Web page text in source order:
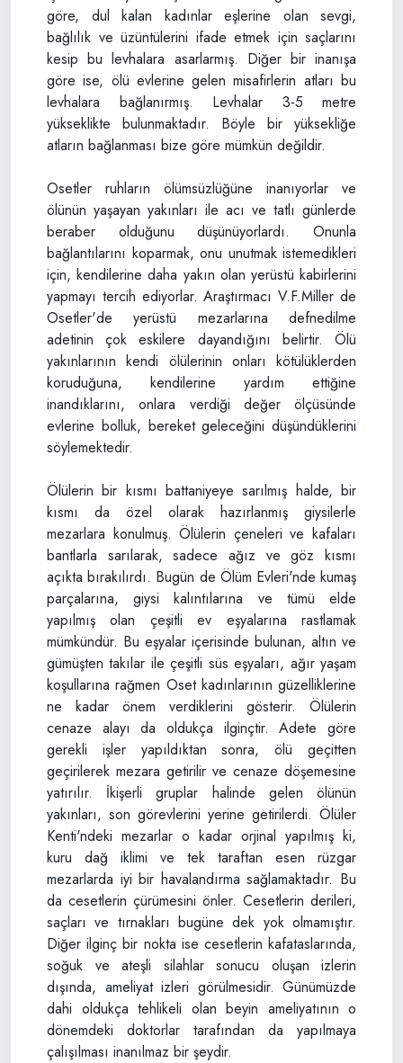
göre, dul kalan kadınlar eşlerine olan sevgi,
bağlılık ve üzüntülerini ifade etmek için saçlarını
kesip bu levhalara asarlarmış. Diğer bir inanışa
göre ise, ölü evlerine gelen misafirlerin atları bu
levhalara bağlanırmış. Levhalar 3-5 metre
yükseklikte bulunmaktadır. Böyle bir yüksekliğe
atların bağlanması bize göre mümkün değildir.
Osetler ruhların ölümsüzlüğüne inanıyorlar ve
ölünün yaşayan yakınları ile acı ve tatlı günlerde
beraber olduğunu düşünüyorlardı. Onunla
bağlantılarını koparmak, onu unutmak istemedikleri
için, kendilerine daha yakın olan yerüstü kabirlerini
yapmayı tercih ediyorlar. Araştırmacı V.F.Miller de
Osetler'de yerüstü mezarlarına defnedilme
adetinin çok eskilere dayandığını belirtir. Ölü
yakınlarının kendi ölülerinin onları kötülüklerden
koruduğuna, kendilerine yardım ettiğine
inandıklarını, onlara verdiği değer ölçüsünde
evlerine bolluk, bereket geleceğini düşündüklerini
söylemektedir.
Ölülerin bir kısmı battaniyeye sarılmış halde, bir
kısmı da özel olarak hazırlanmış giysilerle
mezarlara konulmuş. Ölülerin çeneleri ve kafaları
bantlarla sarılarak, sadece ağız ve göz kısmı
açıkta bırakılırdı. Bugün de Ölüm Evleri'nde kumaş
parçalarına, giysi kalıntılarına ve tümü elde
yapılmış olan çeşitli ev eşyalarına rastlamak
mümkündür. Bu eşyalar içerisinde bulunan, altın ve
gümüşten takılar ile çeşitli süs eşyaları, ağır yaşam
koşullarına rağmen Oset kadınlarının güzelliklerine
ne kadar önem verdiklerini gösterir. Ölülerin
cenaze alayı da oldukça ilginçtir. Adete göre
gerekli işler yapıldıktan sonra, ölü geçitten
geçirilerek mezara getirilir ve cenaze döşemesine
yatırılır. İkişerli gruplar halinde gelen ölünün
yakınları, son görevlerini yerine getirilerdi. Ölüler
Kenti'ndeki mezarlar o kadar orjinal yapılmış ki,
kuru dağ iklimi ve tek taraftan esen rüzgar
mezarlarda iyi bir havalandırma sağlamaktadır. Bu
da cesetlerin çürümesini önler. Cesetlerin derileri,
saçları ve tırnakları bugüne dek yok olmamıştır.
Diğer ilginç bir nokta ise cesetlerin kafataslarında,
soğuk ve ateşli silahlar sonucu oluşan izlerin
dışında, ameliyat izleri görülmesidir. Günümüzde
dahi oldukça tehlikeli olan beyin ameliyatının o
dönemdeki doktorlar tarafından da yapılmaya
çalışılması inanılmaz bir şeydir.